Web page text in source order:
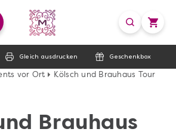
Gleich ausdrucken Geschenkbox
vor Ort
Kölsch und Brauhaus Tour
Brauhaus